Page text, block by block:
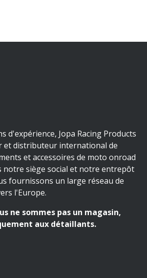
d'expérience, Jopa Racing Products
et distributeur international de
et accessoires de moto onroad
notre siège social et notre entrepôt
fournissons un large réseau de
l'Europe.
ne sommes pas un magasin,
aux détaillants.